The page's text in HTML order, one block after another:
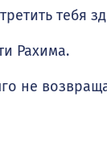
тебя
Рахима.
не